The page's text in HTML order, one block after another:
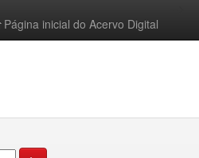
Página inicial do Acervo Digital